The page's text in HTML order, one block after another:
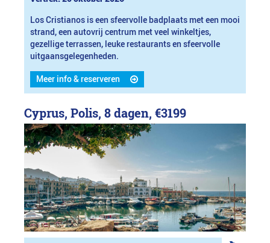
Los Cristianos is een sfeervolle badplaats met een mooi
strand, een autovrij centrum met veel winkeltjes,
gezellige terrassen, leuke restaurants en sfeervolle
uitgaansgelegenheden.
Meer info & reserveren
Cyprus, Polis, 8 dagen, €3199